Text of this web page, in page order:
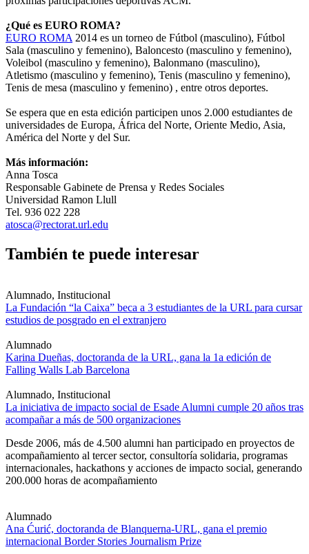
¿Qué es EURO ROMA?
EURO ROMA 2014 es un torneo de Fútbol (masculino), Fútbol
Sala (masculino y femenino), Baloncesto (masculino y femenino),
Voleibol (masculino y femenino), Balonmano (masculino),
Atletismo (masculino y femenino), Tenis (masculino y femenino),
Tenis de mesa (masculino y femenino) , entre otros deportes.
Se espera que en esta edición participen unos 2.000 estudiantes de
universidades de Europa, África del Norte, Oriente Medio, Asia,
América del Norte y del Sur.
Más información:
Anna Tosca
Responsable Gabinete de Prensa y Redes Sociales
Universidad Ramon Llull
Tel. 936 022 228
atosca@rectorat.url.edu
También te puede interesar
Alumnado, Institucional
La Fundación “la Caixa” beca a 3 estudiantes de la URL para cursar
estudios de posgrado en el extranjero
Alumnado
Karina Dueñas, doctoranda de la URL, gana la 1a edición de
Falling Walls Lab Barcelona
Alumnado, Institucional
La iniciativa de impacto social de Esade Alumni cumple 20 años tras
acompañar a más de 500 organizaciones
Desde 2006, más de 4.500 alumni han participado en proyectos de
acompañamiento al tercer sector, consultoría solidaria, programas
internacionales, hackathons y acciones de impacto social, generando
200.000 horas de acompañamiento
Alumnado
Ana Ćurić, doctoranda de Blanquerna-URL, gana el premio
internacional Border Stories Journalism Prize